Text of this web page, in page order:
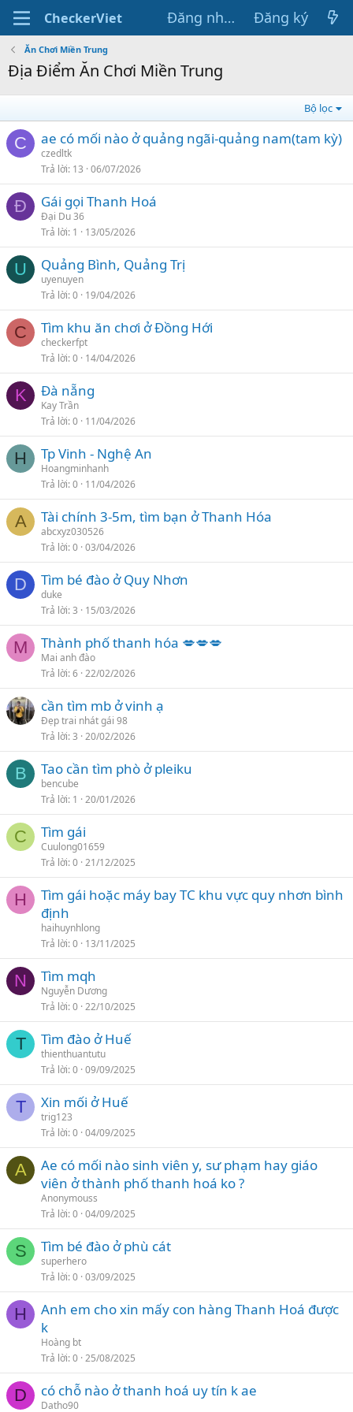
CheckerViet Đăng nhập Đăng ký
Ăn Chơi Miền Trung
Địa Điểm Ăn Chơi Miền Trung
Bộ lọc
C ae có mối nào ở quảng ngãi-quảng nam(tam kỳ)
czedltk
Trả lời 13 06/07/2026
Đ Gái gọi Thanh Hoá
Đại Du 36
Trả lời 1 13/05/2026
U Quảng Bình, Quảng Trị
uyenuyen
Trả lời 0 19/04/2026
C Tìm khu ăn chơi ở Đồng Hới
checkerfpt
Trả lời 0 14/04/2026
K Đà nẵng
Kay Trần
Trả lời 0 11/04/2026
H Tp Vinh - Nghệ An
Hoangminhanh
Trả lời 0 11/04/2026
A Tài chính 3-5m, tìm bạn ở Thanh Hóa
abcxyz030526
Trả lời 0 03/04/2026
D Tìm bé đào ở Quy Nhơn
duke
Trả lời 3 15/03/2026
M Thành phố thanh hóa 💋💋💋
Mai anh đào
Trả lời 6 22/02/2026
cần tìm mb ở vinh ạ
Đẹp trai nhát gái 98
Trả lời 3 20/02/2026
B Tao cần tìm phò ở pleiku
bencube
Trả lời 1 20/01/2026
C Tìm gái
Cuulong01659
Trả lời 0 21/12/2025
H
Tìm gái hoặc máy bay TC khu vực quy nhơn bình
định
haihuynhlong
Trả lời 0 13/11/2025
N Tìm mqh
Nguyễn Dương
Trả lời 0 22/10/2025
T Tìm đào ở Huế
thienthuantutu
Trả lời 0 09/09/2025
T Xin mối ở Huế
trig123
Trả lời 0 04/09/2025
A
Ae có mối nào sinh viên y, sư phạm hay giáo
viên ở thành phố thanh hoá ko ?
Anonymouss
Trả lời 0 04/09/2025
S Tìm bé đào ở phù cát
superhero
Trả lời 0 03/09/2025
H
Anh em cho xin mấy con hàng Thanh Hoá được
k
Hoàng bt
Trả lời 0 25/08/2025
D có chỗ nào ở thanh hoá uy tín k ae
Datho90